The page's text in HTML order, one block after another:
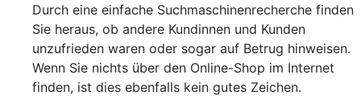
Durch eine einfache Suchmaschinenrecherche finden
Sie heraus, ob andere Kundinnen und Kunden
unzufrieden waren oder sogar auf Betrug hinweisen.
Wenn Sie nichts über den Online-Shop im Internet
finden, ist dies ebenfalls kein gutes Zeichen.